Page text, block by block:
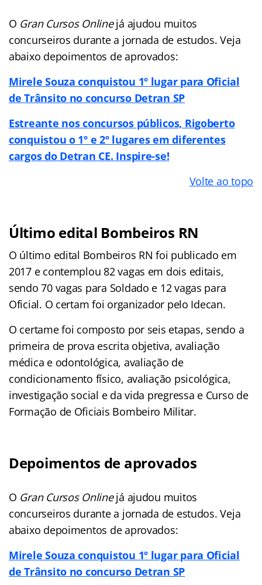
O Gran Cursos Onlinejá ajudou muitos
concurseiros durante a jornada de estudos. Veja
abaixo depoimentos de aprovados:
Mirele Souza conquistou 1º lugar para Oficial
de Trânsito no concurso Detran SP
Estreante nos concursos públicos, Rigoberto
conquistou o 1º e 2º lugares em diferentes
cargos do Detran CE. Inspire-se!
Volte ao topo
Último edital Bombeiros RN
O último edital Bombeiros RN foi publicado em
2017 e contemplou 82 vagas em dois editais,
sendo 70 vagas para Soldado e 12 vagas para
Oficial. O certam foi organizador pelo Idecan.
O certamefoi composto por seis etapas, sendo a
primeira de prova escrita objetiva, avaliação
médica e odontológica, avaliação de
condicionamento físico, avaliação psicológica,
investigação social e da vida pregressa e Curso de
Formação de Oficiais Bombeiro Militar.
Depoimentos de aprovados
O Gran Cursos Onlinejá ajudou muitos
concurseiros durante a jornada de estudos. Veja
abaixo depoimentos de aprovados:
Mirele Souza conquistou 1º lugar para Oficial
de Trânsito no concurso Detran SP